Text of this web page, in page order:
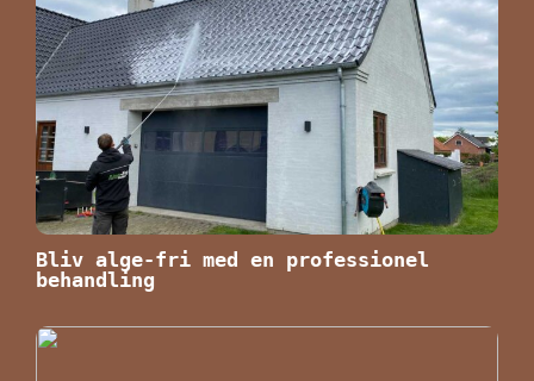
Bliv alge-fri med en professionel
behandling